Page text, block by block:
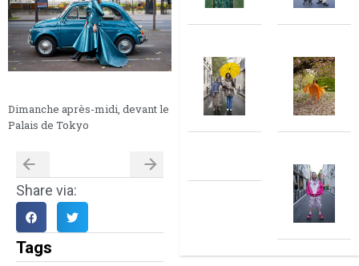
Dimanche après-midi, devant le
Palais de Tokyo
Share via:
Tags